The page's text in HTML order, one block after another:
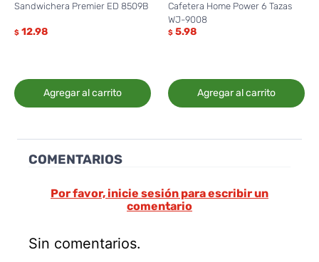
Sandwichera Premier ED 8509B
$ 12.98
Agregar al carrito
Cafetera Home Power 6 Tazas
WJ-9008
$ 5.98
Agregar al carrito
COMENTARIOS
Por favor, inicie sesión para escribir un
comentario
Sin comentarios.